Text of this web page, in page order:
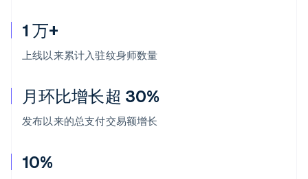
1 万+
上线以来累计入驻纹身师数量
月环比增长超 30%
发布以来的总支付交易额增长
10%阿联酋